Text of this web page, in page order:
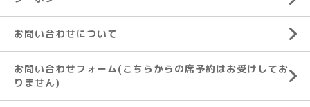
お問い合わせについて
お問い合わせフォーム(こちらからの席予約はお受けしてお
りません)